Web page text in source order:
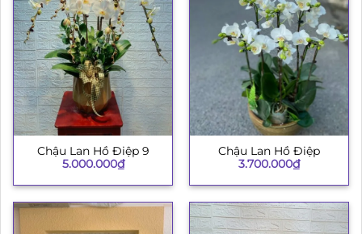
Chậu Lan Hồ Điệp 9
5.000.000₫
Chậu Lan Hồ Điệp
3.700.000₫